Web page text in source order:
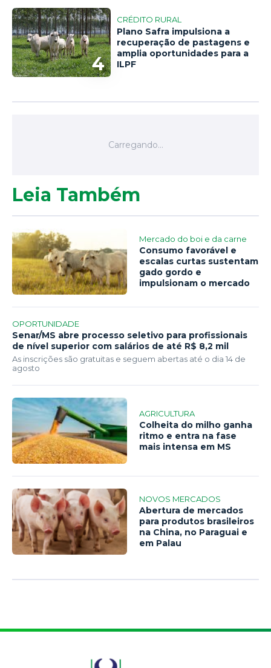
4
CRÉDITO RURAL
Plano Safra impulsiona a
recuperação de pastagens e
amplia oportunidades para a
ILPF
Leia Também
Mercado do boi e da carne
Consumo favorável e
escalas curtas sustentam
gado gordo e
impulsionam o mercado
OPORTUNIDADE
Senar/MS abre processo seletivo para profissionais
de nível superior com salários de até R$ 8,2 mil
As inscrições são gratuitas e seguem abertas até o dia 14 de
agosto
AGRICULTURA
Colheita do milho ganha
ritmo e entra na fase
mais intensa em MS
NOVOS MERCADOS
Abertura de mercados
para produtos brasileiros
na China, no Paraguai e
em Palau